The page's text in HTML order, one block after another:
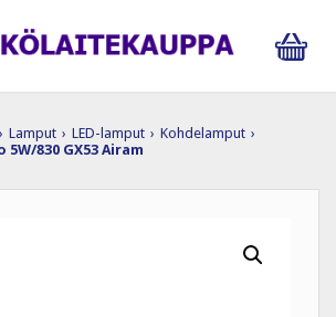
› Lamput › LED-lamput › Kohdelamput ›
830 GX53 Airam